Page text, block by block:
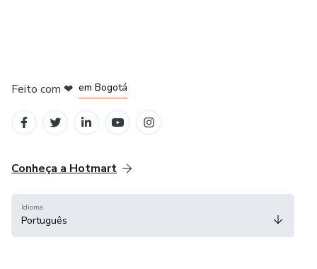
Feito com ❤ em Bogotá
Conheça a Hotmart
Idioma
Português